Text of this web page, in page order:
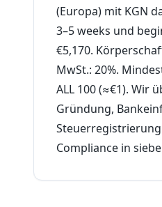
(Europa) mit KGN
3–5 weeks und
€5,170.
MwSt.: 20%.
ALL 100 (≈€1). Wir
Gründung,
Compliance in